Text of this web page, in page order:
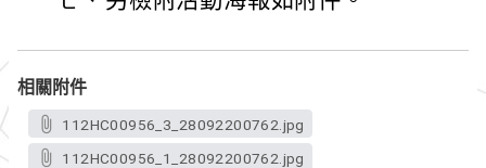
相關附件
112HC00956_3_28092200762.jpg
112HC00956_1_28092200762.jpg